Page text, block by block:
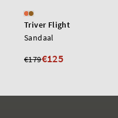
Triver Flight
Sandaal
€179€125